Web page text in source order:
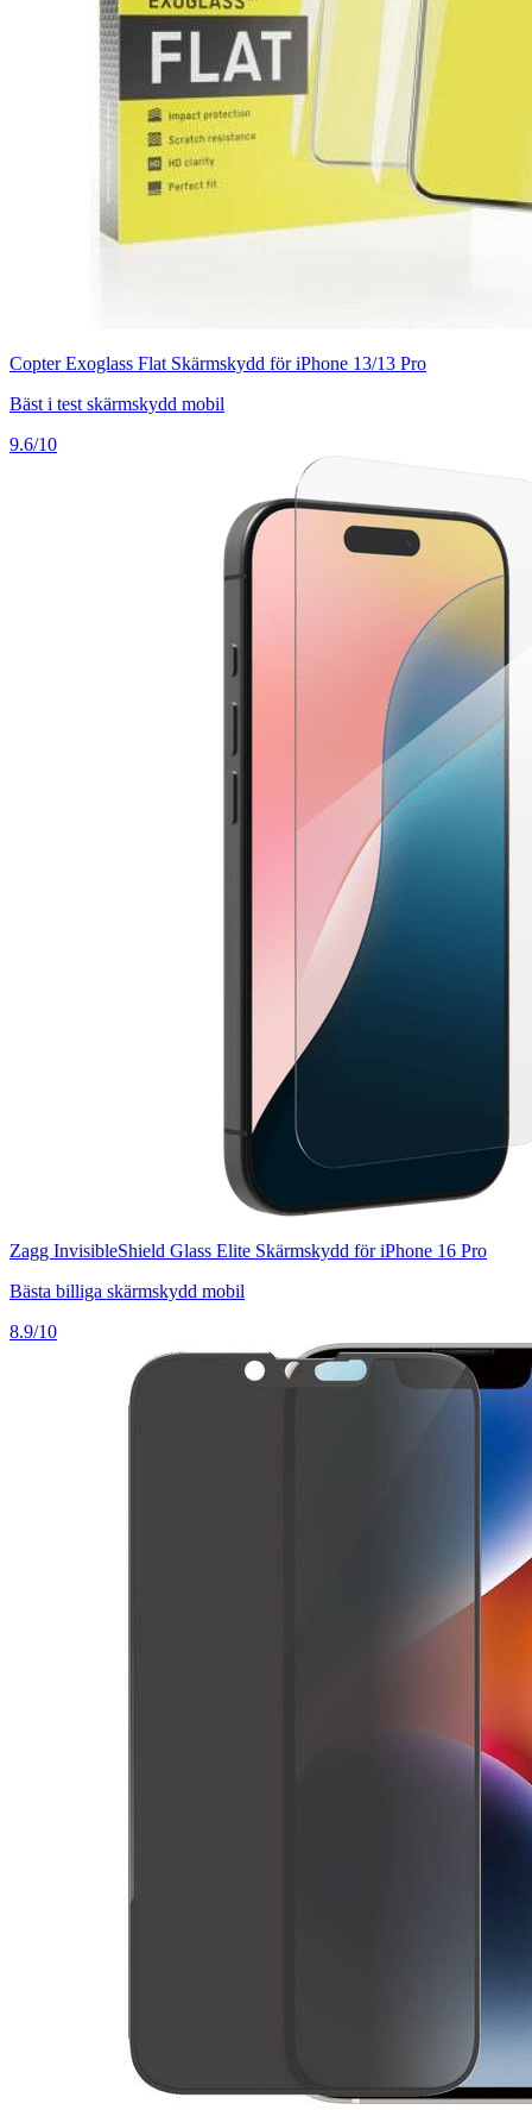
Copter Exoglass Flat Skärmskydd för iPhone 13/13 Pro
Bäst i test skärmskydd mobil
9.6/10
Zagg InvisibleShield Glass Elite Skärmskydd för iPhone 16 Pro
Bästa billiga skärmskydd mobil
8.9/10